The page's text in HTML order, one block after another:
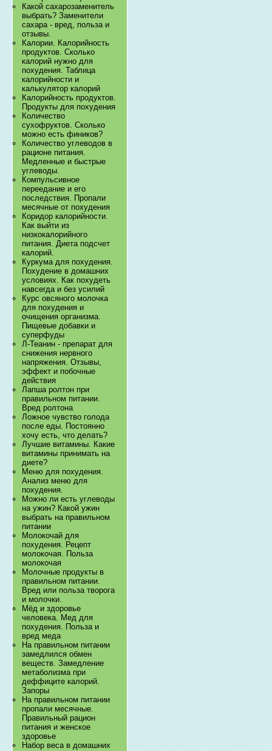
Какой сахарозаменитель
выбрать? Заменители
сахара - вред, польза и
отзывы.
Калории. Калорийность
продуктов. Сколько
калорий нужно для
похудения. Таблица
калорийности и
калькулятор калорий
Калорийность продуктов.
Продукты для похудения
Количество
сухофруктов. Сколько
можно есть фиников?
Количество углеводов в
рационе питания.
Медленные и быстрые
углеводы.
Компульсивное
переедание и его
последствия. Пропали
месячные от похудения
Коридор калорийности.
Как выйти из
низкокалорийного
питания. Диета подсчет
калорий.
Куркума для похудения.
Похудение в домашних
условиях. Как похудеть
навсегда и без усилий
Курс овсяного молочка
для похудения и
очищения организма.
Пищевые добавки и
суперфуды
Л-Теанин - препарат для
снижения нервного
напряжения. Отзывы,
эффект и побочные
действия
Лапша ролтон при
правильном питании.
Вред ролтона
Ложное чувство голода
после еды. Постоянно
хочу есть, что делать?
Лучшие витамины. Какие
витамины принимать на
диете?
Меню для похудения.
Анализ меню для
похудения.
Можно ли есть углеводы
на ужин? Какой ужин
выбрать на правильном
питании
Молокочай для
похудения. Рецепт
молокочая. Польза
молокочая
Молочные продукты в
правильном питании.
Вред или польза творога
и молочки.
Мёд и здоровье
человека. Мед для
похудения. Польза и
вред меда
На правильном питании
замедлился обмен
веществ. Замедление
метаболизма при
деффиците калорий.
Запоры
На правильном питании
пропали месячные.
Правильный рацион
питания и женское
здоровье
Набор веса в домашних